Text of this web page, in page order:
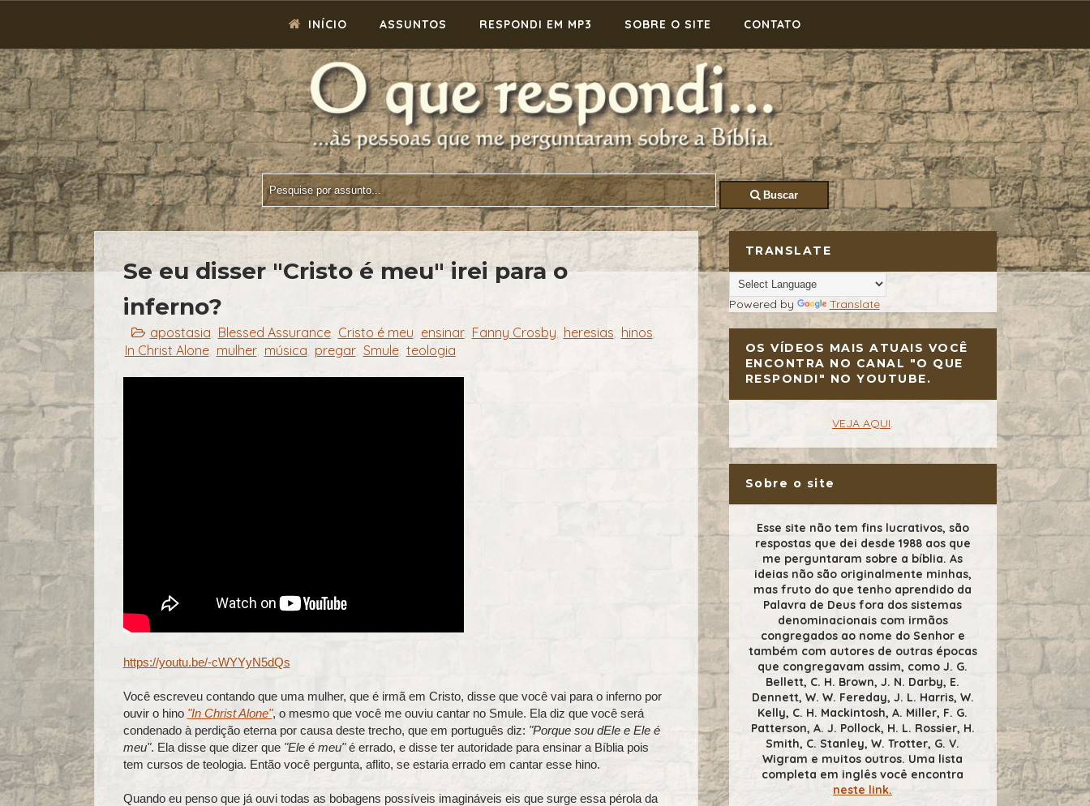
INÍCIO ASSUNTOS RESPONDI EM MP3 SOBRE O SITE CONTATO
Buscar
Se eu disser "Cristo é meu" irei para o
inferno?
apostasia Blessed Assurance, Cristo é meu ensinar, Fanny Crosby heresias hinos
In Christ Alone, mulher, música pregar, Smule, teologia
https://youtu.be/-cWYYyN5dQs
Você escreveu contando que uma mulher, que é irmã em Cristo, disse que você vai para o inferno por
ouvir o hino "In Christ Alone", o mesmo que você me ouviu cantar no Smule. Ela diz que você será
condenado à perdição eterna por causa deste trecho, que em português diz: "Porque sou dEle e Ele é
meu". Ela disse que dizer que"Ele é meu"é errado, e disse ter autoridade para ensinar a Bíblia pois
tem cursos de teologia. Então você pergunta, aflito, se estaria errado em cantar esse hino.
Quando eu penso que já ouvi todas as bobagens possíveis imagináveis eis que surge essa pérola da
TRANSLATE
Powered by Translate
OS VÍDEOS MAIS ATUAIS VOCÊ
ENCONTRA NO CANAL "O QUE
RESPONDI" NO YOUTUBE.
VEJA AQUI.
Sobre o site
Esse site não tem fins lucrativos, são
respostas que dei desde 1988 aos que
me perguntaram sobre a bíblia. As
ideias não são originalmente minhas,
mas fruto do que tenho aprendido da
Palavra de Deus fora dos sistemas
denominacionais com irmãos
congregados ao nome do Senhor e
também com autores de outras épocas
que congregavam assim, como J. G.
Bellett, C. H. Brown, J. N. Darby, E.
Dennett, W. W. Fereday, J. L. Harris, W.
Kelly, C. H. Mackintosh, A. Miller, F. G.
Patterson, A. J. Pollock, H. L. Rossier, H.
Smith, C. Stanley, W. Trotter, G. V.
Wigram e muitos outros. Uma lista
completa em inglês você encontra
neste link.